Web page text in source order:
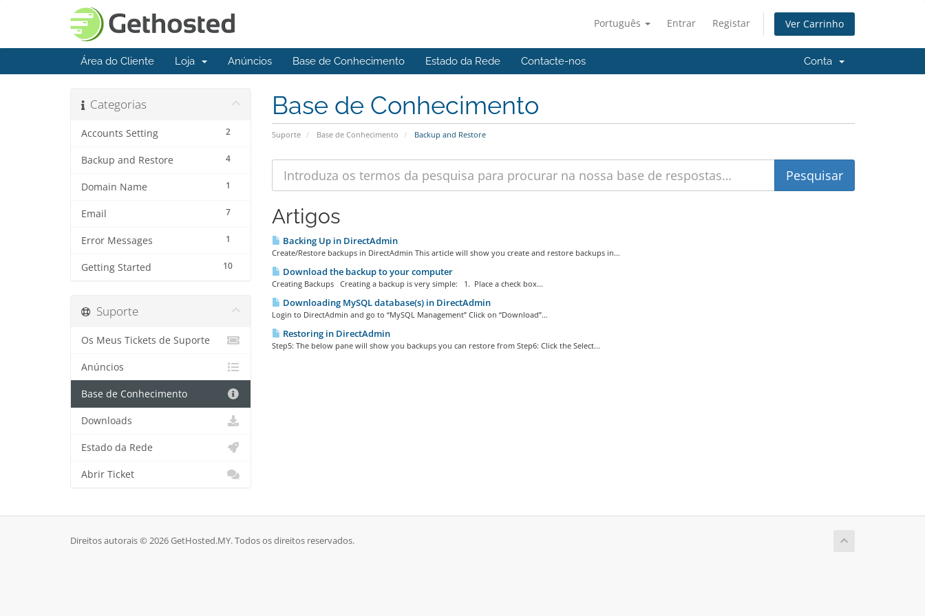
Português Entrar Registar Ver Carrinho
Área do Cliente Loja Anúncios Base de Conhecimento Estado da Rede Contacte-nos Conta
Base de Conhecimento
Suporte Base de Conhecimento Backup and Restore
Categorias
2
Accounts Setting
4
Backup and Restore
1
Domain Name
7
Email
1
Error Messages
10
Getting Started
Artigos
Backing Up in DirectAdmin
Create/Restore backups in DirectAdmin This article will show you create and restore backups in...
Download the backup to your computer
Creating Backups Creating a backup is very simple: 1. Place a check box...
Downloading MySQL database(s) in DirectAdmin
Login to DirectAdmin and go to “MySQL Management” Click on “Download”...
Restoring in DirectAdmin
Step5: The below pane will show you backups you can restore from Step6: Click the Select...
Suporte
Os Meus Tickets de Suporte
Anúncios
Base de Conhecimento
Downloads
Estado da Rede
Abrir Ticket
Direitos autorais © 2026 GetHosted.MY. Todos os direitos reservados.